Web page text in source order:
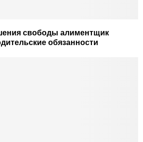
свободы алиментщик
обязанности